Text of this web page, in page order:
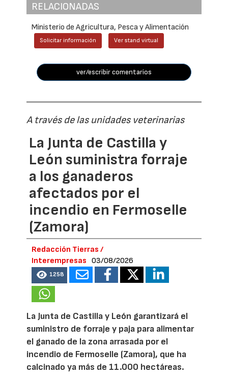
RELACIONADAS
Ministerio de Agricultura, Pesca y Alimentación
Solicitar información Ver stand virtual
ver/escribir comentarios
A través de las unidades veterinarias
La Junta de Castilla y
León suministra forraje
a los ganaderos
afectados por el
incendio en Fermoselle
(Zamora)
Redacción Tierras /
Interempresas
03/08/2026
1258
La Junta de Castilla y León garantizará el
suministro de forraje y paja para alimentar
el ganado de la zona arrasada por el
incendio de Fermoselle (Zamora), que ha
calcinado ya más de 11.000 hectáreas.